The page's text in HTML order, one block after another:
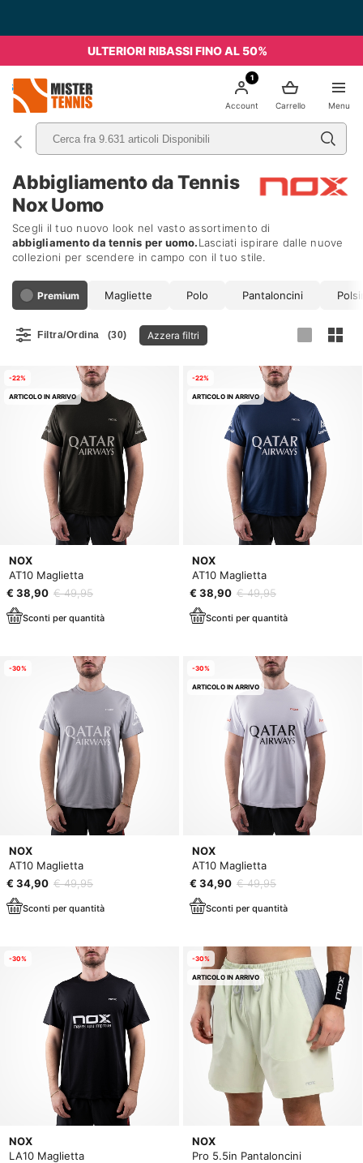
ULTERIORI RIBASSI FINO AL 50%
Menu
Carrello
1
Account
Abbigliamento da Tennis
Nox Uomo
Scegli il tuo nuovo look nel vasto assortimento di
abbigliamento da tennis per uomo.Lasciati ispirare dalle nuove
collezioni per scendere in campo con il tuo stile.
Premium Magliette Polo Pantaloncini
Filtra/Ordina (30) Azzera filtri
NOX
AT10 Maglietta
€ 38,90 € 49,95
Sconti per quantità
-22%
ARTICOLO IN ARRIVO
NOX
AT10 Maglietta
€ 38,90 € 49,95
Sconti per quantità
-22%
ARTICOLO IN ARRIVO
NOX
AT10 Maglietta
€ 34,90 € 49,95
Sconti per quantità
-30%
NOX
AT10 Maglietta
€ 34,90 € 49,95
Sconti per quantità
-30%
ARTICOLO IN ARRIVO
NOX
LA10 Maglietta
-30%
NOX
Pro 5.5in Pantaloncini
-30%
ARTICOLO IN ARRIVO